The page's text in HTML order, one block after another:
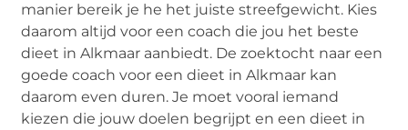
manier bereik je he het juiste streefgewicht. Kies
daarom altijd voor een coach die jou het beste
dieet in Alkmaar aanbiedt. De zoektocht naar een
goede coach voor een dieet in Alkmaar kan
daarom even duren. Je moet vooral iemand
kiezen die jouw doelen begrijpt en een dieet in